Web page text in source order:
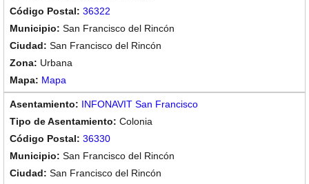
36322
San Francisco del Rincón
San Francisco del Rincón
Urbana
Mapa
INFONAVIT San Francisco
Colonia
36330
San Francisco del Rincón
San Francisco del Rincón